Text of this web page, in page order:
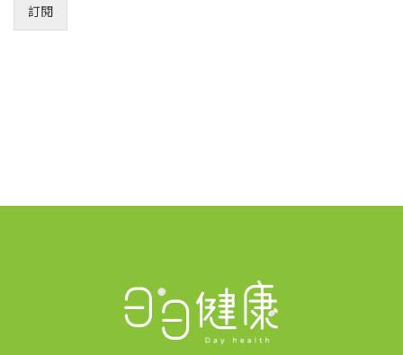
*
訂閱